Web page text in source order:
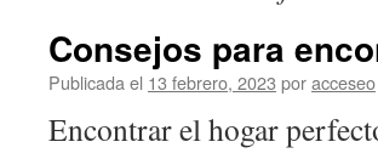
Consejos para
Publicada el 13 febrero, 2023 poracceseo
Encontrar el hogar